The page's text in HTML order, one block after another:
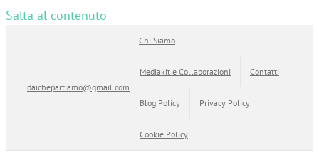
Salta al contenuto
daichepartiamo@gmail.com
Chi Siamo
Mediakit e Collaborazioni Contatti
Blog Policy Privacy Policy
Cookie Policy